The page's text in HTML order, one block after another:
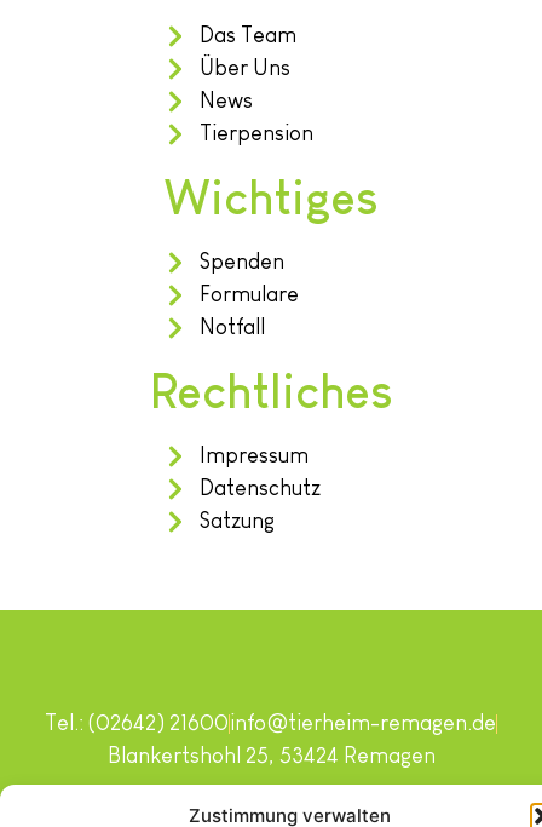
Zustimmung verwalten
Das Team
Über Uns
News
Tierpension
Wichtiges
Spenden
Formulare
Notfall
Rechtliches
Impressum
Datenschutz
Satzung
Copyright © 2024. Alle Rechte vorbehalten.
Tel.: (02642) 21600info@tierheim-remagen.de
Blankertshohl 25, 53424 Remagen